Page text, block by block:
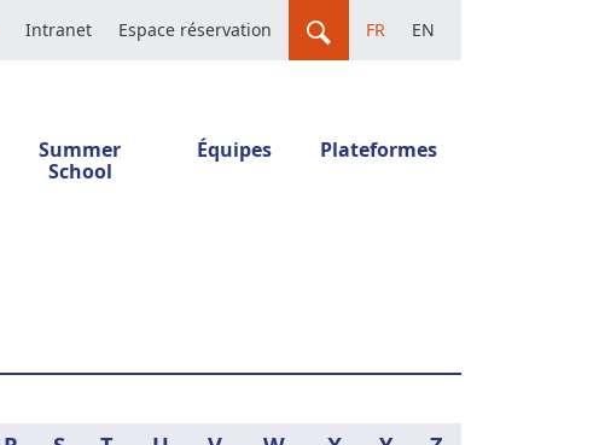
Intranet Espace réservation FR EN
Summer
School
Équipes Plateformes